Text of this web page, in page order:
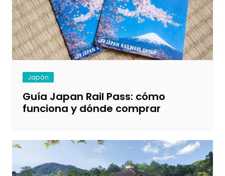
Japón
Guía Japan Rail Pass: cómo
funciona y dónde comprar